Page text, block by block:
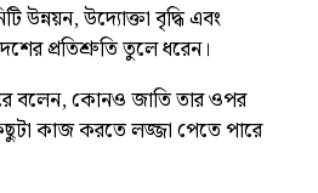
উন্নয়ন, উদ্যোক্তা বৃদ্ধি এবং
প্রতিশ্রুতি তুলে ধরেন।
বলেন, কোনও জাতি তার ওপর
কাজ করতে লজ্জা পেতে পারে